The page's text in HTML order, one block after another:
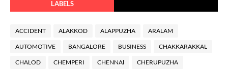
LABELS
ACCIDENT ALAKKOD ALAPPUZHA ARALAM
AUTOMOTIVE BANGALORE BUSINESS CHAKKARAKKAL
CHALOD CHEMPERI CHENNAl CHERUPUZHA